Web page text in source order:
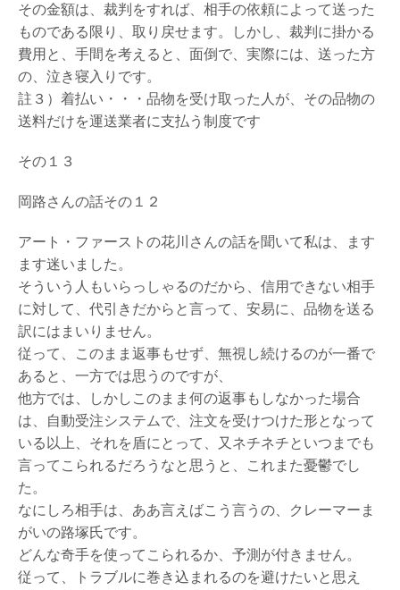
その金額は、裁判をすれば、相手の依頼によって送った
ものである限り、取り戻せます。しかし、裁判に掛かる
費用と、手間を考えると、面倒で、実際には、送った方
の、泣き寝入りです。
註３）着払い・・・品物を受け取った人が、その品物の
送料だけを運送業者に支払う制度です
その１３
岡路さんの話その１２
アート・ファーストの花川さんの話を聞いて私は、ます
ます迷いました。
そういう人もいらっしゃるのだから、信用できない相手
に対して、代引きだからと言って、安易に、品物を送る
訳にはまいりません。
従って、このまま返事もせず、無視し続けるのが一番で
あると、一方では思うのですが、
他方では、しかしこのまま何の返事もしなかった場合
は、自動受注システムで、注文を受けつけた形となって
いる以上、それを盾にとって、又ネチネチといつまでも
言ってこられるだろうなと思うと、これまた憂鬱でし
た。
なにしろ相手は、ああ言えばこう言うの、クレーマーま
がいの路塚氏です。
どんな奇手を使ってこられるか、予測が付きません。
従って、トラブルに巻き込まれるのを避けたいと思え